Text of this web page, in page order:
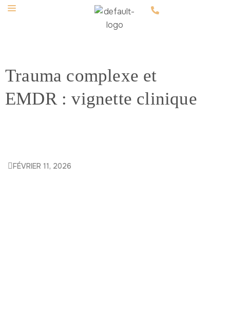
Trauma complexe et
EMDR : vignette clinique
FÉVRIER 11, 2026